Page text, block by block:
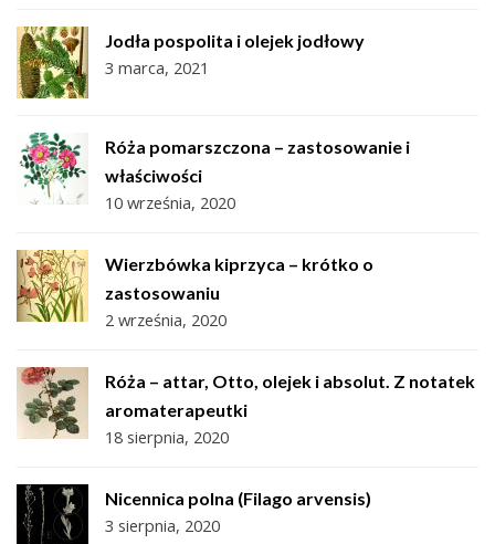
Jodła pospolita i olejek jodłowy
3 marca, 2021
Róża pomarszczona – zastosowanie i
właściwości
10 września, 2020
Wierzbówka kiprzyca – krótko o
zastosowaniu
2 września, 2020
Róża – attar, Otto, olejek i absolut. Z notatek
aromaterapeutki
18 sierpnia, 2020
Nicennica polna (Filago arvensis)
3 sierpnia, 2020